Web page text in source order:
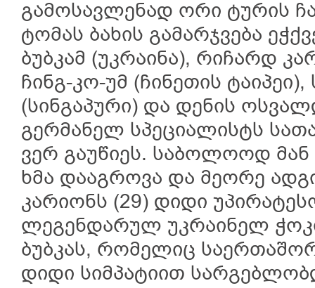
გამოსავლენად ორი ტურის
ტომას ბახის გამარჯვება
ბუბკამ (უკრაინა), რიჩარდ
ჩინგ-კო-უმ (ჩინეთის ტაიპეი),
(სინგაპური) და დენის
გერმანელ სპეციალისტს
ვერ გაუწიეს. საბოლოოდ
ხმა დააგროვა და მეორე
კარიონს (29) დიდი
ლეგენდარულ უკრაინელ
ბუბკას, რომელიც
დიდი სიმპატიით